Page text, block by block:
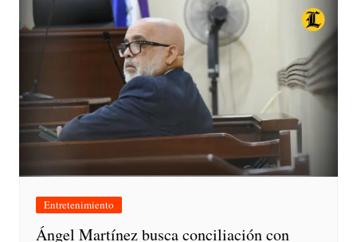
Entretenimiento
Ángel Martínez busca conciliación con